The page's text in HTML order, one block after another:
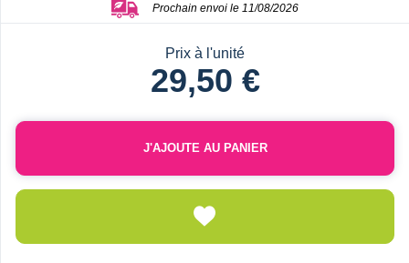
Prochain envoi le 11/08/2026
Prix à l'unité
29,50 €
J'AJOUTE AU PANIER